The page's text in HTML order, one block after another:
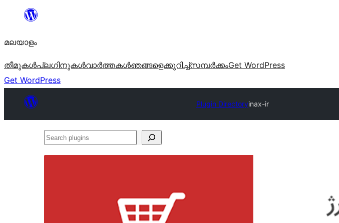
ഉള്ളടക്കത്തിലേക്ക്
മലയാളം
തീമുകൾപ്ലഗിനുകൾവാര്‍ത്തകള്‍ഞങ്ങളെക്കുറിച്ച്സമ്പര്‍ക്കംGet WordPress
Get WordPress
Plugin Directoryinax-ir
Search